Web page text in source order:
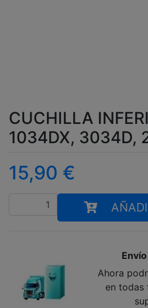
CUCHILLA
1034DX, 3034D,
15,90 €
Cantidad
Ahora
en todas